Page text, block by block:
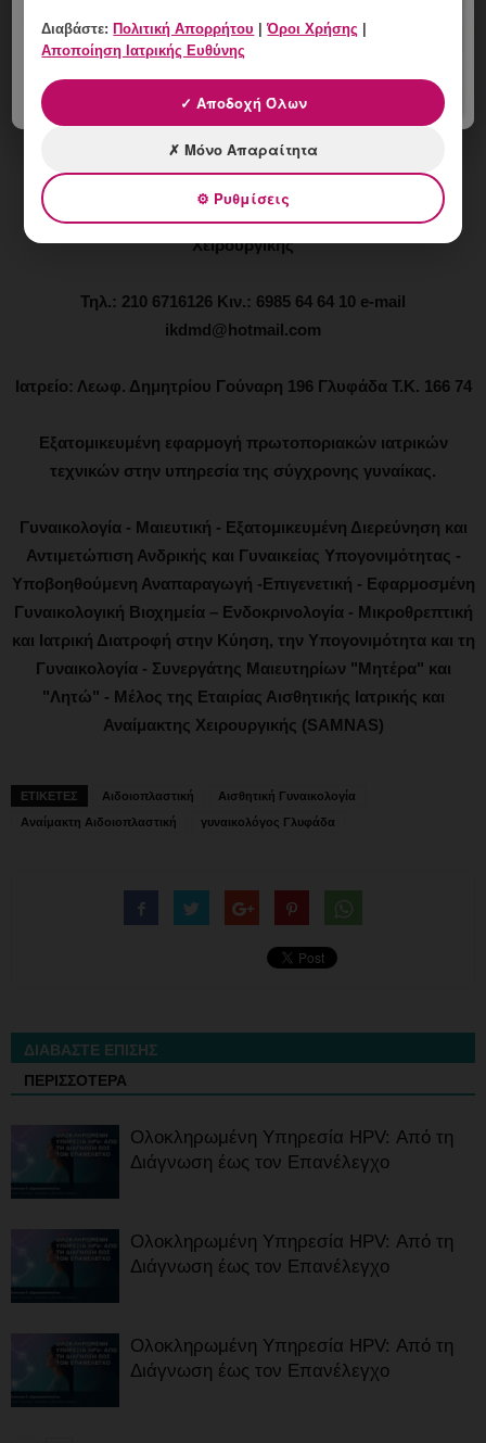
Μαιευτηρίων “Μητέρα” και “Λητώ” – Μέλος SAMNAS
Ιωάννης Κ. Δημητρακόπουλος
Μαιευτήρας - Χειρουργός - Γυναικολόγος
Μάστερ Αισθητικής Ιατρικής - Αναίμακτης Αισθητικής
Γυναικολογίας - Αναγεννητικής Ιατρικής και Αναίμακτης
Χειρουργικής
Τηλ.: 210 6716126 Κιν.: 6985 64 64 10 e-mail
ikdmd@hotmail.com
Ιατρείο: Λεωφ. Δημητρίου Γούναρη 196 Γλυφάδα Τ.Κ. 166 74
Εξατομικευμένη εφαρμογή πρωτοποριακών ιατρικών
τεχνικών στην υπηρεσία της σύγχρονης γυναίκας.
Γυναικολογία - Μαιευτική - Εξατομικευμένη Διερεύνηση και
Αντιμετώπιση Ανδρικής και Γυναικείας Υπογονιμότητας -
Υποβοηθούμενη Αναπαραγωγή -Επιγενετική - Εφαρμοσμένη
Γυναικολογική Βιοχημεία – Ενδοκρινολογία - Μικροθρεπτική
και Ιατρική Διατροφή στην Κύηση, την Υπογονιμότητα και τη
Γυναικολογία - Συνεργάτης Μαιευτηρίων "Μητέρα" και
"Λητώ" - Μέλος της Εταιρίας Αισθητικής Ιατρικής και
Αναίμακτης Χειρουργικής (SAMNAS)
ΕΤΙΚΕΤΕΣ Αιδοιοπλαστική
Αισθητική Γυναικολογία
Αναίμακτη Αιδοιοπλαστική
γυναικολόγος Γλυφάδα
ΔΙΑΒΑΣΤΕ ΕΠΙΣΗΣ
ΠΕΡΙΣΣΟΤΕΡΑ
Ολοκληρωμένη Υπηρεσία HPV: Από τη
Διάγνωση έως τον Επανέλεγχο
Ολοκληρωμένη Υπηρεσία HPV: Από τη
Διάγνωση έως τον Επανέλεγχο
Ολοκληρωμένη Υπηρεσία HPV: Από τη
Διάγνωση έως τον Επανέλεγχο
Διαβάστε:Πολιτική Απορρήτου |Όροι Χρήσης |
Αποποίηση Ιατρικής Ευθύνης
✓ Αποδοχή Όλων
✗ Μόνο Απαραίτητα
⚙ Ρυθμίσεις